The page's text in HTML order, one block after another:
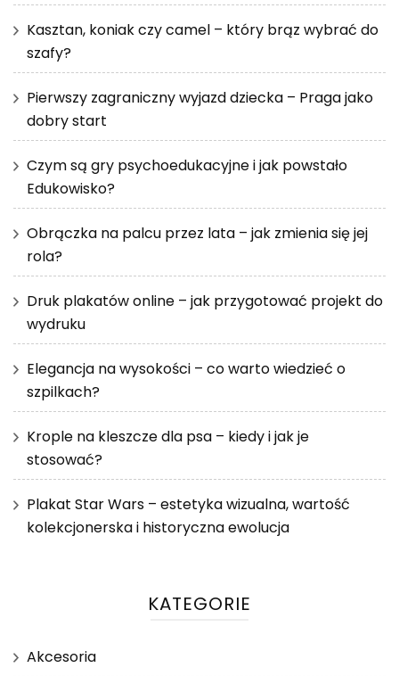
Kasztan, koniak czy camel – który brąz wybrać do
szafy?
Pierwszy zagraniczny wyjazd dziecka – Praga jako
dobry start
Czym są gry psychoedukacyjne i jak powstało
Edukowisko?
Obrączka na palcu przez lata – jak zmienia się jej
rola?
Druk plakatów online – jak przygotować projekt do
wydruku
Elegancja na wysokości – co warto wiedzieć o
szpilkach?
Krople na kleszcze dla psa – kiedy i jak je
stosować?
Plakat Star Wars – estetyka wizualna, wartość
kolekcjonerska i historyczna ewolucja
KATEGORIE
Akcesoria